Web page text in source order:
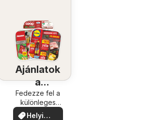
Ajánlatok
a
közelében
Fedezze fel a
különleges
ajánlatokat
Helyi